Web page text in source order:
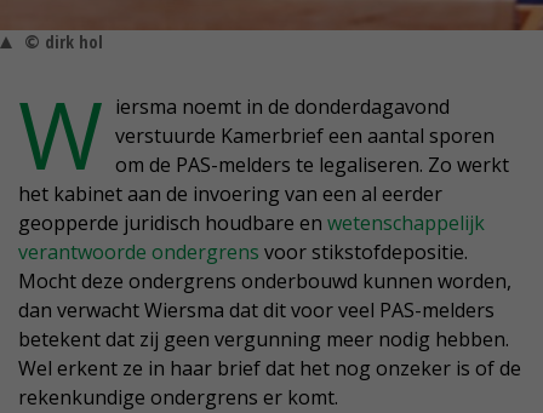
© dirk hol
W iersma noemt in de donderdagavond
verstuurde Kamerbrief een aantal sporen
om de PAS-melders te legaliseren. Zo werkt
het kabinet aan de invoering van een al eerder
geopperde juridisch houdbare en wetenschappelijk
verantwoorde ondergrens voor stikstofdepositie.
Mocht deze ondergrens onderbouwd kunnen worden,
dan verwacht Wiersma dat dit voor veel PAS-melders
betekent dat zij geen vergunning meer nodig hebben.
Wel erkent ze in haar brief dat het nog onzeker is of de
rekenkundige ondergrens er komt.